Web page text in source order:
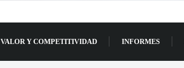
VALOR Y COMPETITIVIDAD INFORMES